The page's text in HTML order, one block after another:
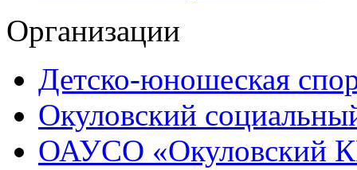
Организации
Детско-юношеская
Окуловский
ОАУСО «Окуловский